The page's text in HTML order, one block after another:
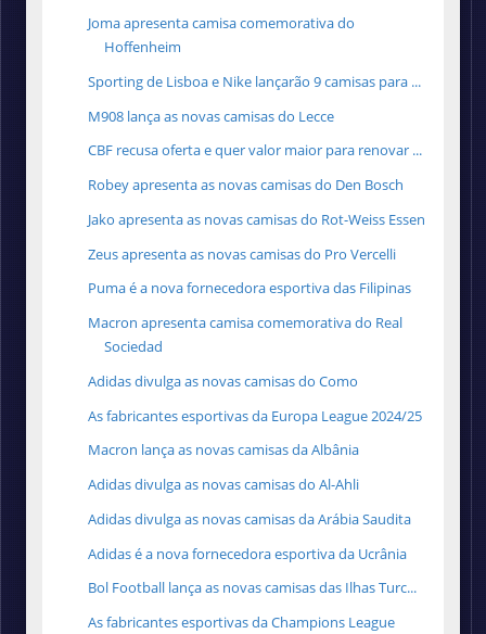
Joma apresenta camisa comemorativa do
Hoffenheim
Sporting de Lisboa e Nike lançarão 9 camisas para ...
M908 lança as novas camisas do Lecce
CBF recusa oferta e quer valor maior para renovar ...
Robey apresenta as novas camisas do Den Bosch
Jako apresenta as novas camisas do Rot-Weiss Essen
Zeus apresenta as novas camisas do Pro Vercelli
Puma é a nova fornecedora esportiva das Filipinas
Macron apresenta camisa comemorativa do Real
Sociedad
Adidas divulga as novas camisas do Como
As fabricantes esportivas da Europa League 2024/25
Macron lança as novas camisas da Albânia
Adidas divulga as novas camisas do Al-Ahli
Adidas divulga as novas camisas da Arábia Saudita
Adidas é a nova fornecedora esportiva da Ucrânia
Bol Football lança as novas camisas das Ilhas Turc...
As fabricantes esportivas da Champions League